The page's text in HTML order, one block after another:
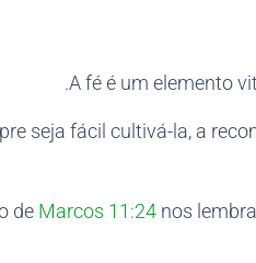
A fé é um elemento
seja fácil cultivá-la, a
de Marcos 11:24 nos